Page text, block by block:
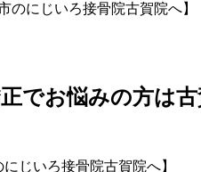
にじいろ接骨院古賀院へ】
お悩みの方は古